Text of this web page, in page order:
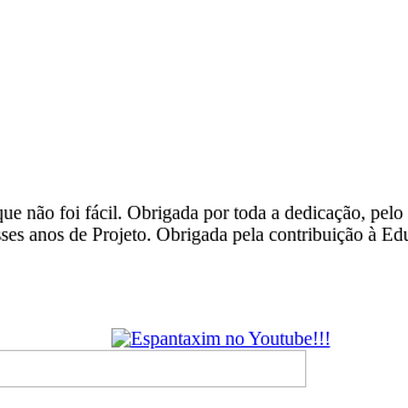
não foi fácil. Obrigada por toda a dedicação,
anos de Projeto. Obrigada pela contribuição à